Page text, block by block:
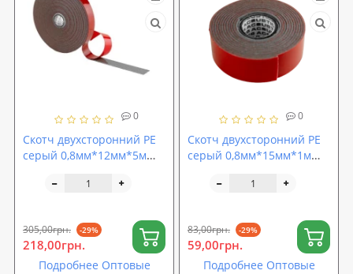
0
Скотч двухсторонний PE
серый 0,8мм*12мм*5м
CARFIX (50212B)
305,00грн. -29%
218,00грн.
Подробнее Оптовые
0
Скотч двухсторонний PE
серый 0,8мм*15мм*1м
83,00грн. -29%
59,00грн.
Подробнее Оптовые